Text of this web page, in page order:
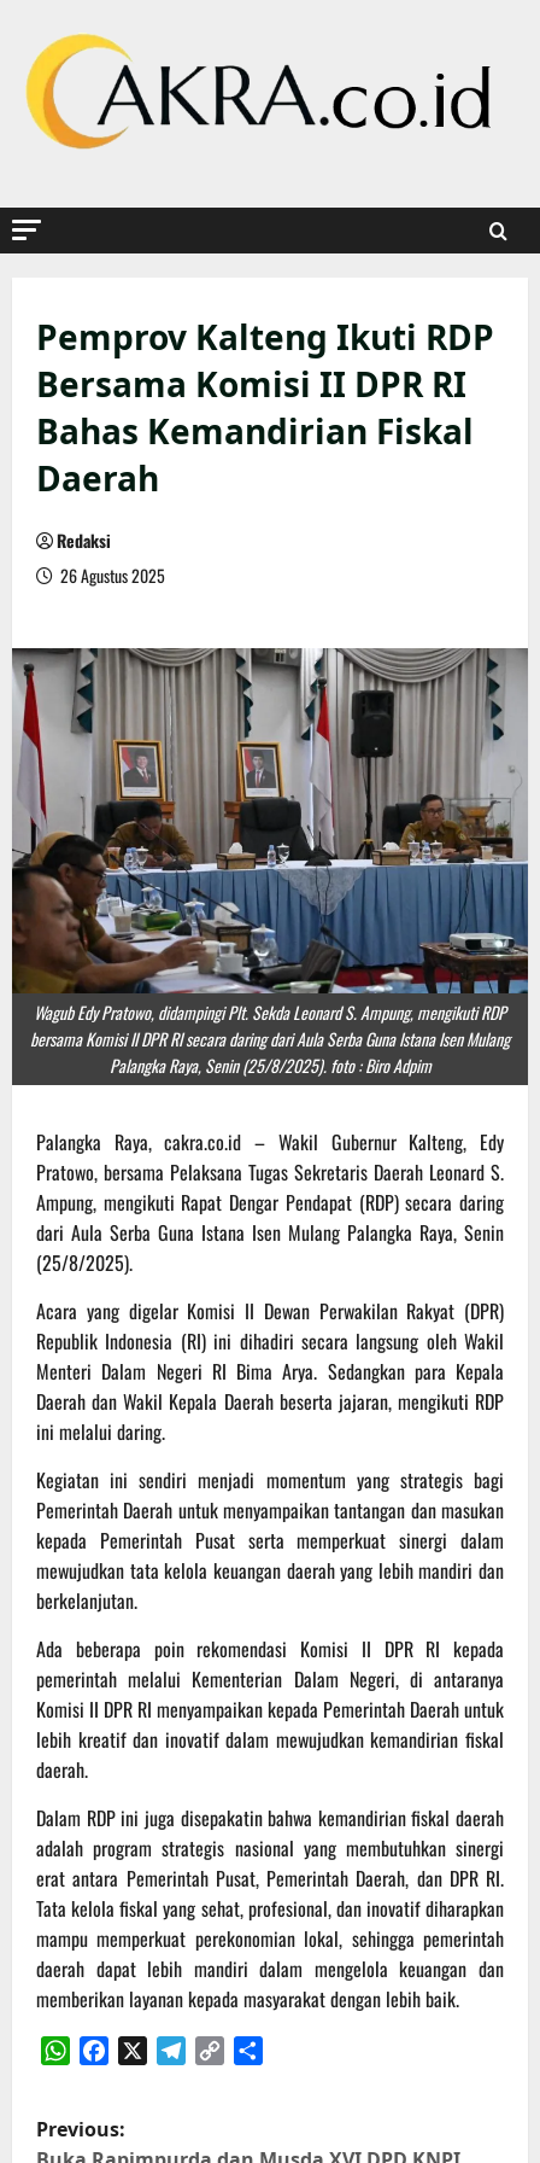
content
Pemprov Kalteng Ikuti RDP
Bersama Komisi II DPR RI
Bahas Kemandirian Fiskal
Daerah
Redaksi
26 Agustus 2025
Wagub Edy Pratowo, didampingi Plt. Sekda Leonard S. Ampung, mengikuti RDP
bersama Komisi II DPR RI secara daring dari Aula Serba Guna Istana Isen Mulang
Palangka Raya, Senin (25/8/2025). foto : Biro Adpim
Palangka Raya, cakra.co.id – Wakil Gubernur Kalteng, Edy
Pratowo, bersama Pelaksana Tugas Sekretaris Daerah Leonard S.
Ampung, mengikuti Rapat Dengar Pendapat (RDP) secara daring
dari Aula Serba Guna Istana Isen Mulang Palangka Raya, Senin
(25/8/2025).
Acara yang digelar Komisi II Dewan Perwakilan Rakyat (DPR)
Republik Indonesia (RI) ini dihadiri secara langsung oleh Wakil
Menteri Dalam Negeri RI Bima Arya. Sedangkan para Kepala
Daerah dan Wakil Kepala Daerah beserta jajaran, mengikuti RDP
ini melalui daring.
Kegiatan ini sendiri menjadi momentum yang strategis bagi
Pemerintah Daerah untuk menyampaikan tantangan dan masukan
kepada Pemerintah Pusat serta memperkuat sinergi dalam
mewujudkan tata kelola keuangan daerah yang lebih mandiri dan
berkelanjutan.
Ada beberapa poin rekomendasi Komisi II DPR RI kepada
pemerintah melalui Kementerian Dalam Negeri, di antaranya
Komisi II DPR RI menyampaikan kepada Pemerintah Daerah untuk
lebih kreatif dan inovatif dalam mewujudkan kemandirian fiskal
daerah.
Dalam RDP ini juga disepakatin bahwa kemandirian fiskal daerah
adalah program strategis nasional yang membutuhkan sinergi
erat antara Pemerintah Pusat, Pemerintah Daerah, dan DPR RI.
Tata kelola fiskal yang sehat, profesional, dan inovatif diharapkan
mampu memperkuat perekonomian lokal, sehingga pemerintah
daerah dapat lebih mandiri dalam mengelola keuangan dan
memberikan layanan kepada masyarakat dengan lebih baik.
P
Previous: